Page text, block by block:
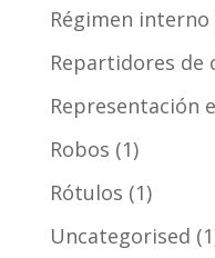
Régimen interno
Repartidores de
Representación
Robos (1)
Rótulos (1)
Uncategorised